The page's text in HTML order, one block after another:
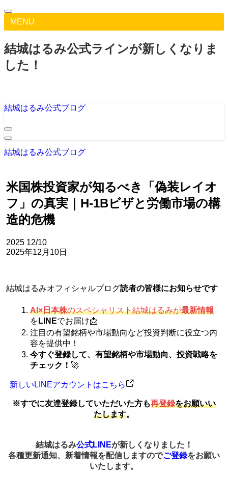
MENU
結城はるみ公式ラインが新しくなりま
した！
結城はるみ公式ブログ
結城はるみ公式ブログ
米国株投資家が知るべき「偽装レイオ
フ」の真実｜H-1Bビザと労働市場の構
造的危機
2025 12/10
2025年12月10日
結城はるみオフィシャルブログ読者の皆様にお知らせです
AI×日本株のスペシャリスト結城はるみが最新情報
を LINEでお届け📩
注目の有望銘柄や市場動向など投資判断に役立つ内
容を提供中！
今すぐ登録して、有望銘柄や市場動向、投資戦略を
チェック！ 🚀
新しいLINEアカウントはこちら
※すでに友達登録していただいた方も再登録をお願いい
たします。
結城はるみ公式LINEが新しくなりました！
各種更新通知、新着情報を配信しますのでご登録をお願い
いたします。